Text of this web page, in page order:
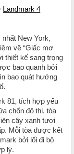
Landmark 4
New York,
về “Giấc mơ
thiết kế sang trọng
bao quanh bởi
bao quát hướng
81, tích hợp yếu
chốn đô thi, tòa
cây xanh tươi
Mỗi tòa được kết
bởi lối đi bộ
lý.